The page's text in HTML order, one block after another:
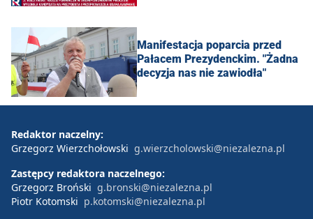
Manifestacja poparcia przed
Pałacem Prezydenckim. "Żadna
decyzja nas nie zawiodła"
Redaktor naczelny:
Grzegorz Wierzchołowski g.wierzcholowski@niezalezna.pl
Zastępcy redaktora naczelnego:
Grzegorz Broński g.bronski@niezalezna.pl
Piotr Kotomski p.kotomski@niezalezna.pl